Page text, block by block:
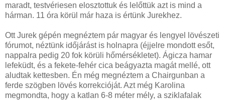
maradt, testvériesen elosztottuk és lelőttük azt is mind a
hárman. 11 óra körül már haza is értünk Jurekhez.
Ott Jurek gépén megnéztem pár magyar és lengyel lövészeti
fórumot, néztünk időjárást is holnapra (éjjelre mondott esőt,
nappalra pedig 20 fok körüli hőmérsékletet). Ágicza hamar
lefeküdt, és a fekete-fehér cica beágyazta magát mellé, ott
aludtak kettesben. Én még megnéztem a Chairgunban a
ferde szögben lövés korrekcióját. Azt még Karolina
megmondta, hogy a katlan 6-8 méter mély, a sziklafalak